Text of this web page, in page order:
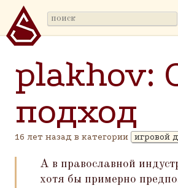
plakhov:
подход
16 лет назад в категории игровой
А в православной
хотя бы примерно